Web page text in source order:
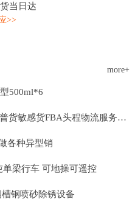
当日达
>>
more+
500ml*6
巴基斯坦空运到伊斯兰堡电商普货敏感货FBA头程物流服务国际贸易
各种异型销
梁行车 可地操可遥控
钢喷砂除锈设备